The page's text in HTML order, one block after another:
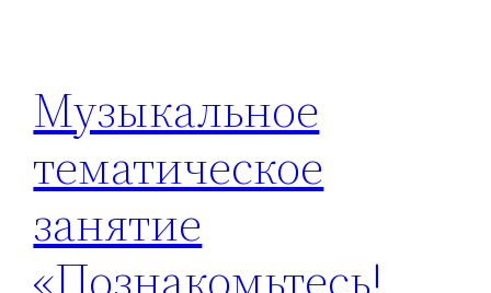
Музыкальное
тематическое
занятие